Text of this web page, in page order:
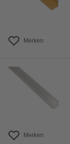
Merken
Merken